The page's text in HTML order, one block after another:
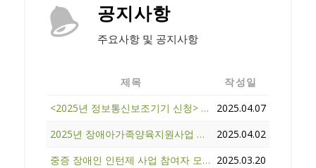
공지사항
주요사항 및 공지사항
제목
작성일
<2025년 정보통신보조기기 신청> 안내
2025.04.07
2025년 장애아가족양육지원사업 휴식지원프로그램 참여자 모집
2025.04.02
중증 장애인 인턴제 사업 참여자 모집 공고 2025.03.20